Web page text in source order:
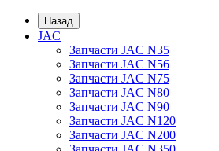
Назад
JAC
Запчасти JAC N35
Запчасти JAC N56
Запчасти JAC N75
Запчасти JAC N80
Запчасти JAC N90
Запчасти JAC N120
Запчасти JAC N200